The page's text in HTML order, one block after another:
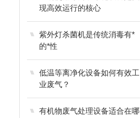
现高效运行的核心
紫外灯杀菌机是传统消毒有*
的*性
低温等离净化设备如何有效工
业废气？
有机物废气处理设备适合在哪